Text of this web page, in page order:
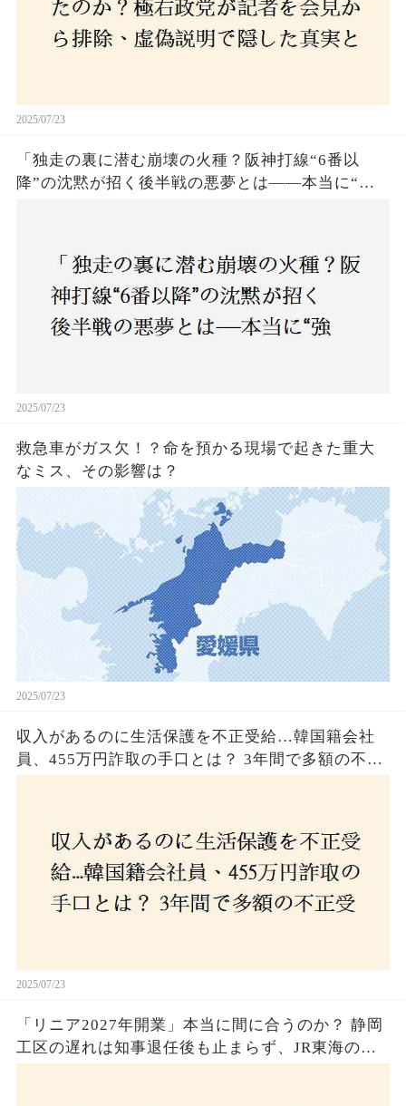
2025/07/23
「独走の裏に潜む崩壊の火種？阪神打線“6番以
降”の沈黙が招く後半戦の悪夢とは——本当に“強
2025/07/23
救急車がガス欠！？命を預かる現場で起きた重大
なミス、その影響は？
2025/07/23
収入があるのに生活保護を不正受給…韓国籍会社
員、455万円詐取の手口とは？ 3年間で多額の不正
2025/07/23
「リニア2027年開業」本当に間に合うのか？ 静岡
工区の遅れは知事退任後も止まらず、JR東海のず